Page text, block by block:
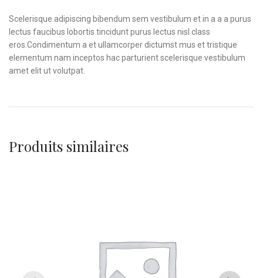
Scelerisque adipiscing bibendum sem vestibulum et in a a a purus
lectus faucibus lobortis tincidunt purus lectus nisl class
eros.Condimentum a et ullamcorper dictumst mus et tristique
elementum nam inceptos hac parturient scelerisque vestibulum
amet elit ut volutpat.
Produits similaires